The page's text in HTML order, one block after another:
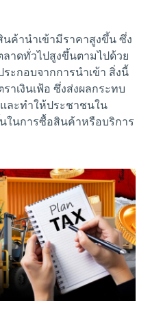
ค้านำเข้ามีราคาสูงขึ้น ซึ่ง
าดทั่วไปสูงขึ้นตามไปด้วย
ะกอบจากการนำเข้า สิ่งนี้
ราเงินเฟ้อ ซึ่งส่งผลกระทบ
ละทำให้ประชาชนใน
ในการซื้อสินค้าหรือบริการ